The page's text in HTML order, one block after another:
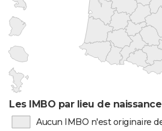
Les IMBO par lieu de naissance
Aucun IMBO n'est originaire